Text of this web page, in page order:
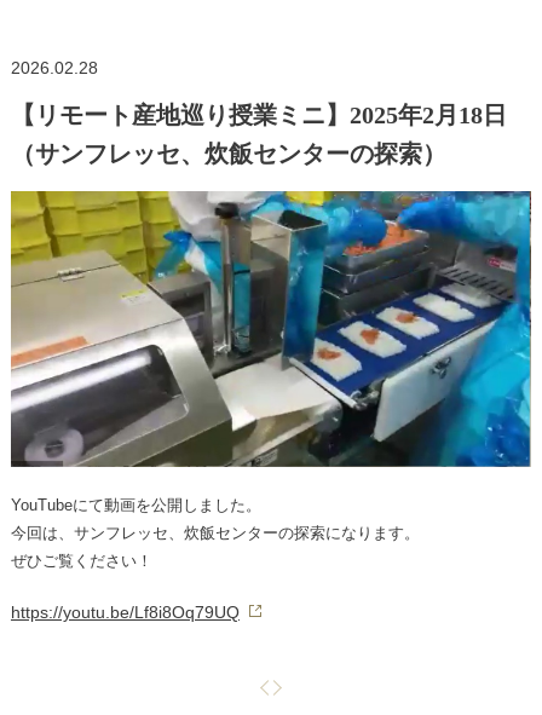
2026.02.28
【リモート産地巡り授業ミニ】2025年2月18日
（サンフレッセ、炊飯センターの探索）
YouTubeにて動画を公開しました。
今回は、サンフレッセ、炊飯センターの探索になります。
ぜひご覧ください！
https://youtu.be/Lf8i8Oq79UQ
のの